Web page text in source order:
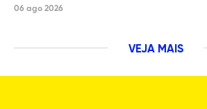
06 ago 2026
VEJA MAIS